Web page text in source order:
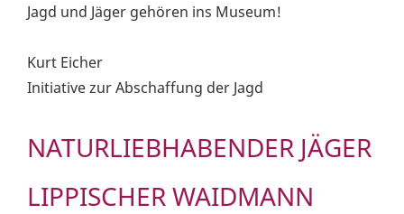
Jagd und Jäger gehören ins Museum!
Kurt Eicher
Initiative zur Abschaffung der Jagd
NATURLIEBHABENDER JÄGER
LIPPISCHER WAIDMANN